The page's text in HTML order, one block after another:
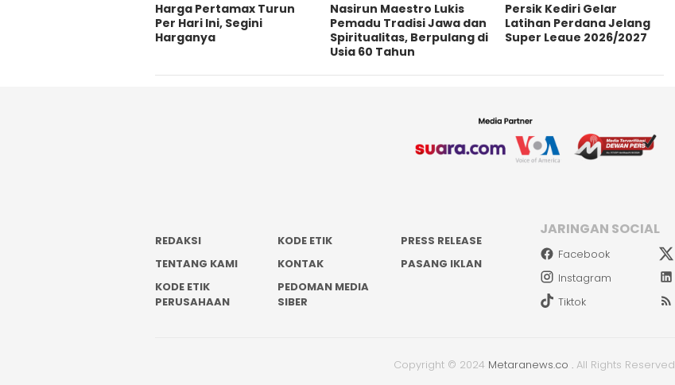
Harga Pertamax Turun
Per Hari Ini, Segini
Harganya
‎Nasirun Maestro Lukis
Pemadu Tradisi Jawa dan
Spiritualitas, Berpulang di
Usia 60 Tahun
Persik Kediri Gelar
Latihan Perdana Jelang
Super Leaue 2026/2027
REDAKSI KODE ETIK
PRESS RELEASE
TENTANG KAMI
KONTAK
PASANG IKLAN
KODE ETIK
PERUSAHAAN
PEDOMAN MEDIA
SIBER
JARINGAN SOCIAL
Facebook
Instagram
Tiktok
Copyright © 2024 Metaranews.co . All Rights Reserved